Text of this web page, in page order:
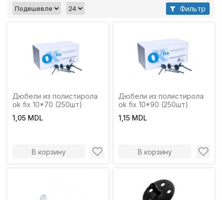
Фильтр
Дюбели из полистирола
ok fix 10*70 (250шт)
1,05 MDL
В корзину
Дюбели из полистирола
ok fix 10*90 (250шт)
1,15 MDL
В корзину